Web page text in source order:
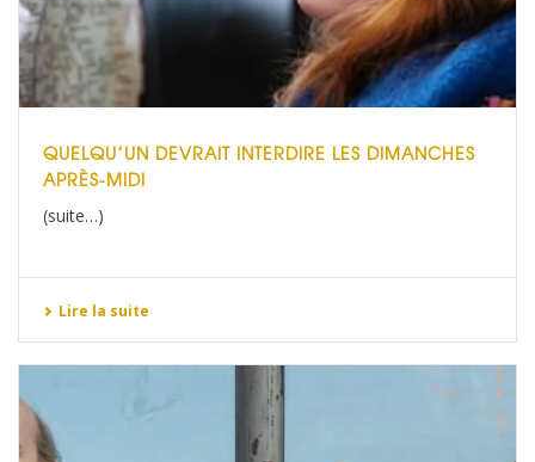
QUELQU’UN DEVRAIT INTERDIRE LES DIMANCHES
APRÈS-MIDI
(suite…)
Lire la suite